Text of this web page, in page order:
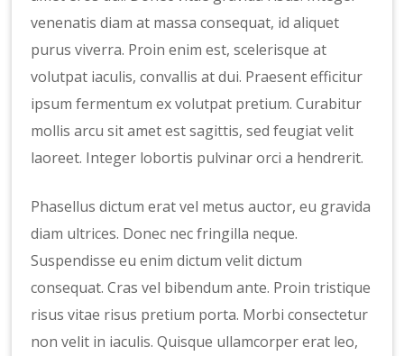
venenatis diam at massa consequat, id aliquet
purus viverra. Proin enim est, scelerisque at
volutpat iaculis, convallis at dui. Praesent efficitur
ipsum fermentum ex volutpat pretium. Curabitur
mollis arcu sit amet est sagittis, sed feugiat velit
laoreet. Integer lobortis pulvinar orci a hendrerit.
Phasellus dictum erat vel metus auctor, eu gravida
diam ultrices. Donec nec fringilla neque.
Suspendisse eu enim dictum velit dictum
consequat. Cras vel bibendum ante. Proin tristique
risus vitae risus pretium porta. Morbi consectetur
non velit in iaculis. Quisque ullamcorper erat leo,